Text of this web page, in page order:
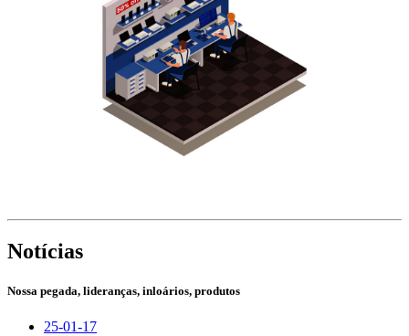
Notícias
Nossa pegada, lideranças, inloários, produtos
25-01-17